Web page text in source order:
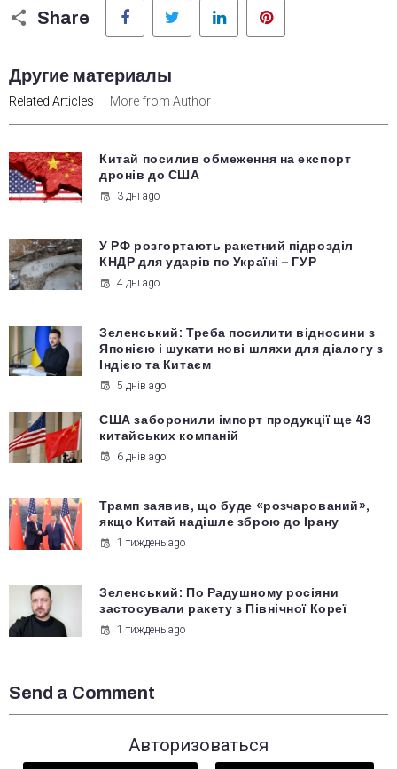
Share
Другие материалы
Related Articles More from Author
Китай посилив обмеження на експорт
дронів до США
3 дні ago
У РФ розгортають ракетний підрозділ
КНДР для ударів по Україні – ГУР
4 дні ago
Зеленський: Треба посилити відносини з
Японією і шукати нові шляхи для діалогу з
Індією та Китаєм
5 днів ago
США заборонили імпорт продукції ще 43
китайських компаній
6 днів ago
Трамп заявив, що буде «розчарований»,
якщо Китай надішле зброю до Ірану
1 тиждень ago
Зеленський: По Радушному росіяни
застосували ракету з Північної Кореї
1 тиждень ago
Send a Comment
Авторизоваться